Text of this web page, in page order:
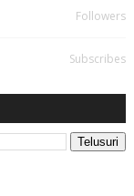
Followers
Subscribes